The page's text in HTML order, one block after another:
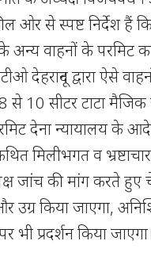
ओर से स्पष्ट निर्देश हैं
अन्य वाहनों के परमिट
देहरादून द्वारा ऐसे
से 10 सीटर टाटा
देना न्यायालय के
मिलीभगत व
जांच की मांग करते हुए
उग्र किया जाएगा,
प्रदर्शन किया जाएगा।